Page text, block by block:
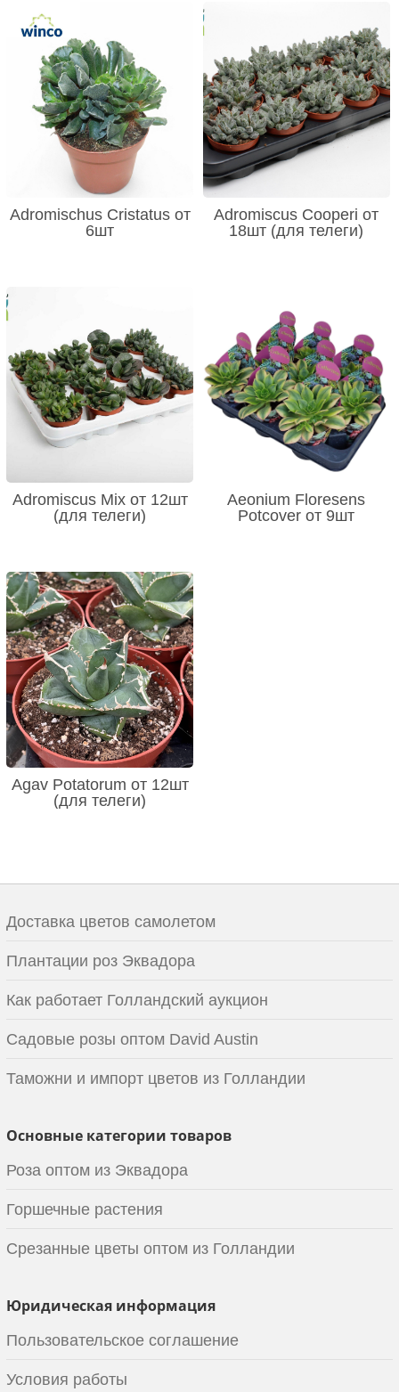
Adromischus Cristatus от
6шт
Adromiscus Cooperi от
18шт (для телеги)
Adromiscus Mix от 12шт
(для телеги)
Aeonium Floresens
Potcover от 9шт
Agav Potatorum от 12шт
(для телеги)
Доставка цветов самолетом
Плантации роз Эквадора
Как работает Голландский аукцион
Садовые розы оптом David Austin
Таможни и импорт цветов из Голландии
Основные категории товаров
Роза оптом из Эквадора
Горшечные растения
Срезанные цветы оптом из Голландии
Юридическая информация
Пользовательское соглашение
Условия работы